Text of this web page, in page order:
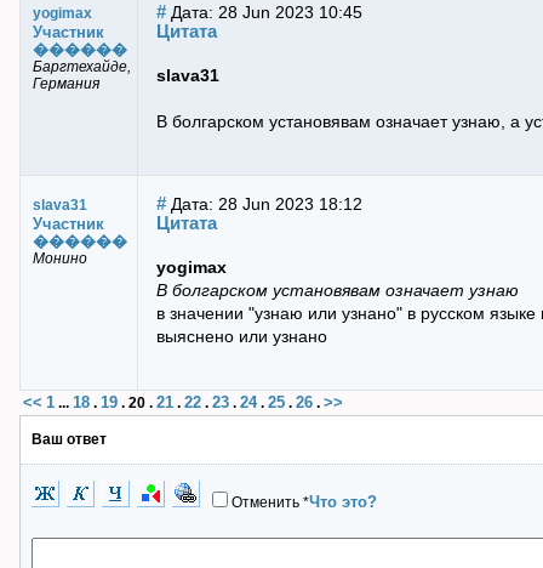
yogimax
Участник
������
Баргтехайде,
Германия
# Дата: 28 Jun 2023 10:45
Цитата
slava31
В болгарском установявам означает узнаю, а
slava31
Участник
������
Монино
# Дата: 28 Jun 2023 18:12
Цитата
yogimax
В болгарском установявам означает узнаю
в значении "узнаю или узнано" в русском
выяснено или узнано
<< 1 ... 18 . 19 . 20 . 21 . 22 . 23 . 24. 25 . 26 . >>
Ваш ответ
Отменить *Что это?